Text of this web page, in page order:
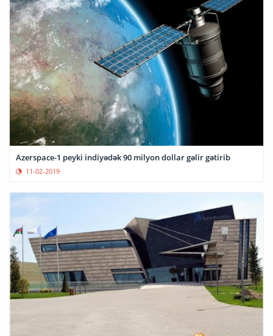
Azerspace-1 peyki indiyədək 90 milyon dollar gəlir gətirib
11-02-2019